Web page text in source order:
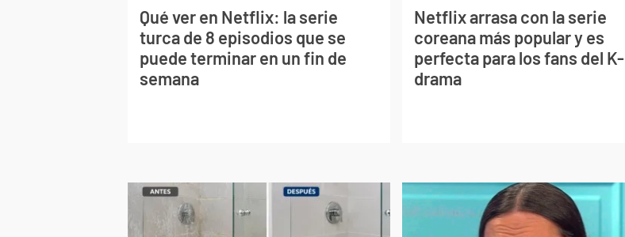
Qué ver en Netflix: la serie
turca de 8 episodios que se
puede terminar en un fin de
semana
Netflix arrasa con la serie
coreana más popular y es
perfecta para los fans del K-
drama